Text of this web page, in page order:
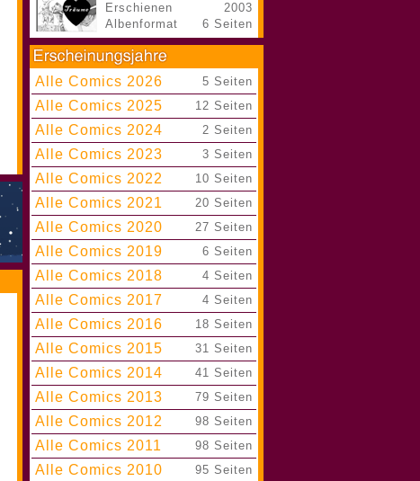
Erschienen
Albenformat
2003
6 Seiten
Alle Comics 2026 5 Seiten
Alle Comics 2025 12 Seiten
Alle Comics 2024 2 Seiten
Alle Comics 2023 3 Seiten
Alle Comics 2022 10 Seiten
Alle Comics 2021 20 Seiten
Alle Comics 2020 27 Seiten
Alle Comics 2019 6 Seiten
Alle Comics 2018 4 Seiten
Alle Comics 2017 4 Seiten
Alle Comics 2016 18 Seiten
Alle Comics 2015 31 Seiten
Alle Comics 2014 41 Seiten
Alle Comics 2013 79 Seiten
Alle Comics 2012 98 Seiten
Alle Comics 2011 98 Seiten
Alle Comics 2010 95 Seiten